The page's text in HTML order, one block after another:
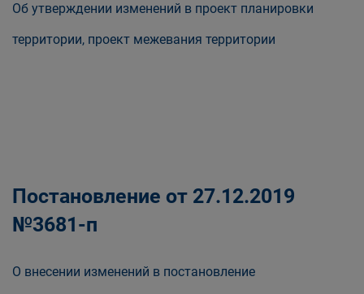
Об утверждении изменений в проект планировки
территории, проект межевания территории
Постановление от 27.12.2019
№3681-п
О внесении изменений в постановление